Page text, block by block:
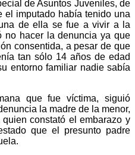
de Asuntos Juveniles, de
el imputado había tenido una
de ella se fue a vivir a la
no hacer la denuncia ya que
consentida, a pesar de que
tan sólo 14 años de edad
entorno familiar nadie sabía
que fue víctima, siguió
la madre de la menor,
constató el embarazo y
que el presunto padre